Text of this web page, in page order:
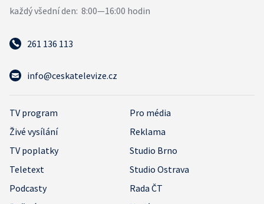
261 136 113
info@ceskatelevize.cz
TV program
Pro média
Živé vysílání
Reklama
TV poplatky
Studio Brno
Teletext
Studio Ostrava
Podcasty
Rada ČT